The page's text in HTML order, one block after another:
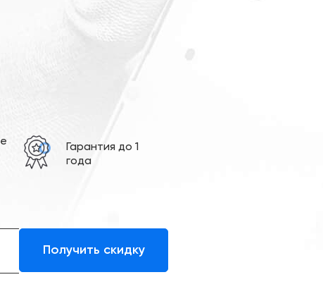
Гарантия до 1
года